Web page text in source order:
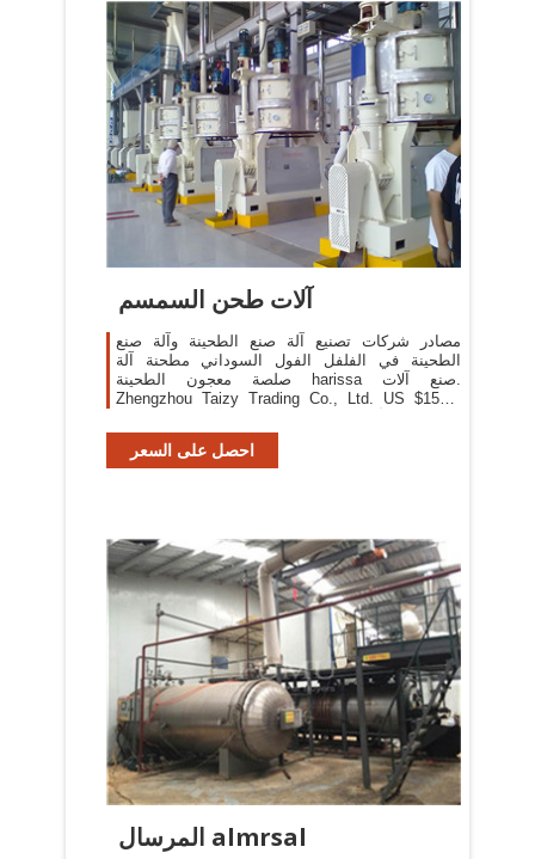
آلات طحن السمسم
مصادر شركات تصنيع آلة صنع الطحينة وآلة صنع
الطحينة في الفلفل الفول السوداني مطحنة آلة
صلصة معجون الطحينة harissa صنع آلات.
Zhengzhou Taizy Trading Co., Ltd. US $1500-
احصل على السعر
المرسال almrsal